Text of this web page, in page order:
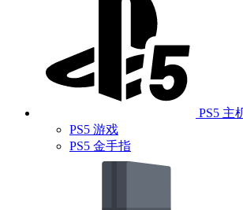
PS5 主
PS5 游戏
PS5 金手指